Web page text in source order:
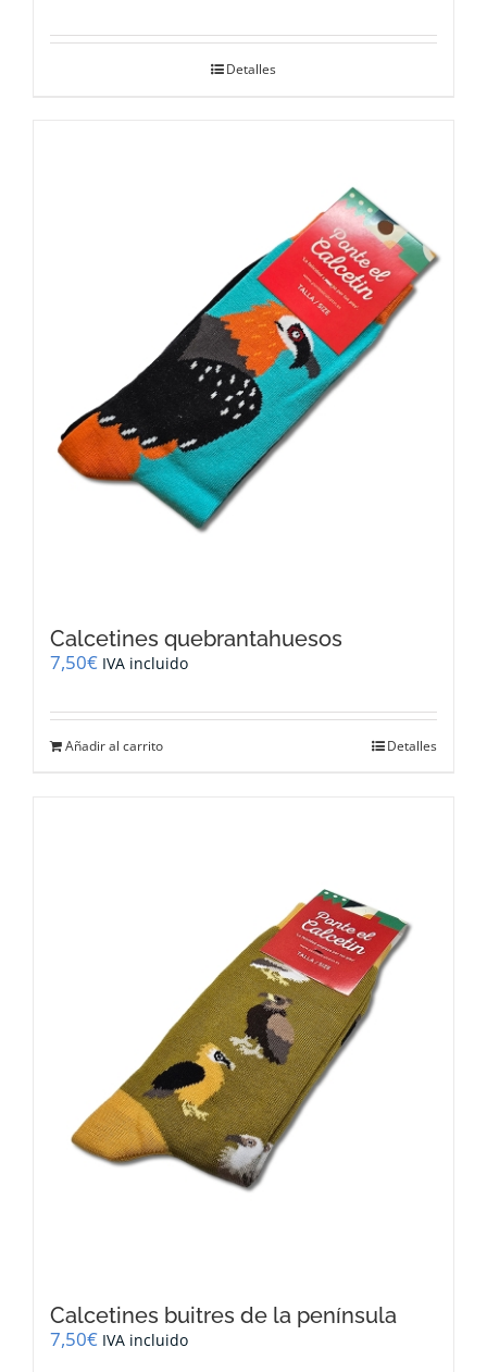
Detalles
Calcetines quebrantahuesos
7,50€ IVA incluido
Añadir al carrito Detalles
Calcetines buitres de la península
7,50€ IVA incluido